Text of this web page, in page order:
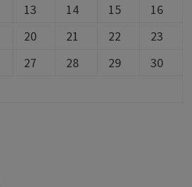
13 14 15
16
20 21 22
23
27 28 29
30